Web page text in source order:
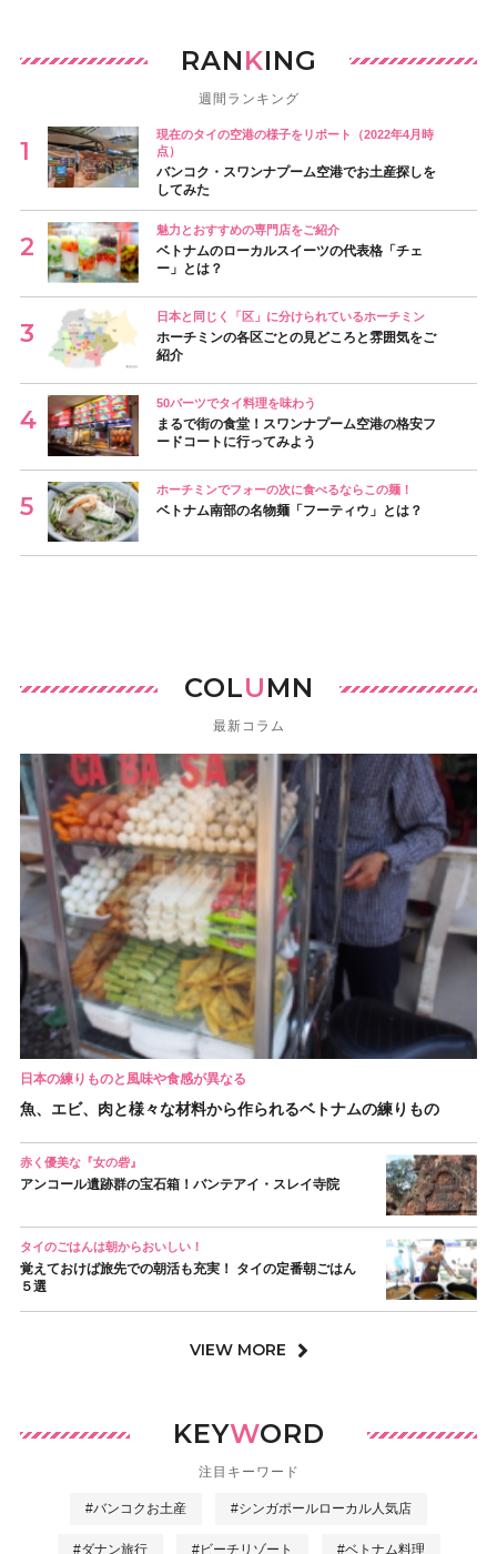
RANKING
週間ランキング
現在のタイの空港の様子をリポート（2022年4月時
点）
バンコク・スワンナプーム空港でお土産探しを
してみた
魅力とおすすめの専門店をご紹介
ベトナムのローカルスイーツの代表格「チェ
ー」とは？
日本と同じく「区」に分けられているホーチミン
ホーチミンの各区ごとの見どころと雰囲気をご
紹介
50バーツでタイ料理を味わう
まるで街の食堂！スワンナプーム空港の格安フ
ードコートに行ってみよう
ホーチミンでフォーの次に食べるならこの麺！
ベトナム南部の名物麺「フーティウ」とは？
COLUMN
最新コラム
日本の練りものと風味や食感が異なる
魚、エビ、肉と様々な材料から作られるベトナムの練りもの
赤く優美な『女の砦』
アンコール遺跡群の宝石箱！バンテアイ・スレイ寺院
タイのごはんは朝からおいしい！
覚えておけば旅先での朝活も充実！ タイの定番朝ごはん
５選
VIEW MORE
KEYWORD
注目キーワード
#バンコクお土産 #シンガポールローカル人気店
#ダナン旅行 #ビーチリゾート #ベトナム料理